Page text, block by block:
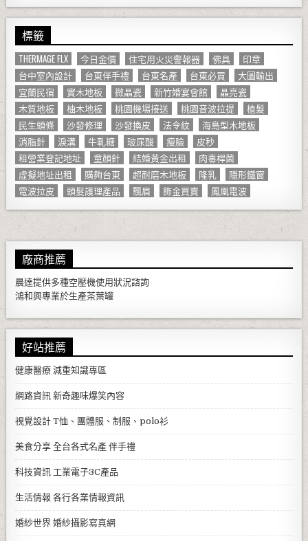
標籤
THERMAGE FLX 今日金價 住宅用火災警報器 佛具
印章
台中室內設計
台東伴手禮 台東名產 台東必買
大圖輸出
宜蘭民宿
實木地板 微晶瓷 新竹婚宴會館
晶亮瓷
木質地板
柚木地板 桃園機場接送 桃園音波拉提
植髮
民生頭條
沙發修理 沙發換皮 法令紋
海島型木地板
消脂針
淚溝 牛軋糖 玻尿酸 瘦臉
皮秒
租營業登記地址
童顏針 結婚黃金出租
肉毒桿菌
虛擬地址出租
購夠台東 超耐磨木地板 隆乳
隱形鐵窗
電波拉皮
頭髮護理產品 飄眉 飾金買賣 鳳凰電波
廠商推薦
晨達提供多種空壓機使用狀況諮詢
鴻和興專業於生產茶葉罐
好站推薦
健康醫療 減重知識專區
網路資訊 新奇趣味爆笑內容
視覺設計 T恤、團體服、制服、polo衫
美食分享 全台各式名產 伴手禮
科技資訊 工業電子3C產品
生活情報 各行各業情報資訊
婚紗世界 婚紗攝影寫真網